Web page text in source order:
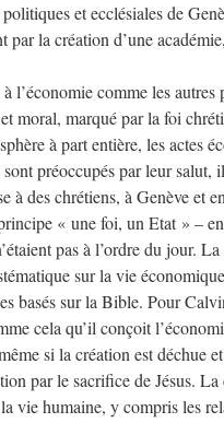
et ecclésiales de
par la création d’une
à l’économie comme les
moral, marqué par la foi
à part entière, les actes
préoccupés par leur salut,
à des chrétiens, à Genève et
« une foi, un Etat » –
pas à l’ordre du jour.
sur la vie
basés sur la Bible. Pour
cela qu’il conçoit
si la création est déchue
par le sacrifice de Jésus.
vie humaine, y compris les